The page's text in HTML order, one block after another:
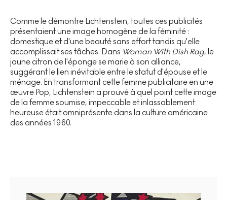
Comme le démontre Lichtenstein, toutes ces publicités
présentaient une image homogène de la féminité :
domestique et d'une beauté sans effort tandis qu'elle
accomplissait ses tâches. Dans Woman With Dish Rag, le
jaune citron de l'éponge se marie à son alliance,
suggérant le lien inévitable entre le statut d'épouse et le
ménage. En transformant cette femme publicitaire en une
œuvre Pop, Lichtenstein a prouvé à quel point cette image
de la femme soumise, impeccable et inlassablement
heureuse était omniprésente dans la culture américaine
des années 1960.